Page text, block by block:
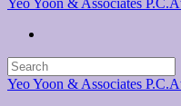
Yeo Yoon & Associates P.C.
Yeo Yoon & Associates P.C.